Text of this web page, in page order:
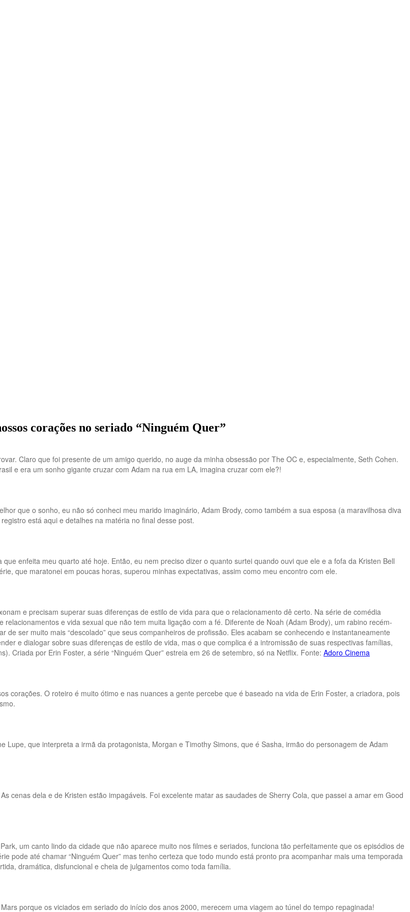
corações no seriado “Ninguém Quer”
Claro que foi presente de um amigo querido, no auge da minha obsessão por The OC e, especialmente, Seth Cohen.
e era um sonho gigante cruzar com Adam na rua em LA, imagina cruzar com ele?!
que o sonho, eu não só conheci meu marido imaginário, Adam Brody, como também a sua esposa (a maravilhosa diva
está aqui e detalhes na matéria no final desse post.
enfeita meu quarto até hoje. Então, eu nem preciso dizer o quanto surtei quando ouvi que ele e a fofa da Kristen Bell
que maratonei em poucas horas, superou minhas expectativas, assim como meu encontro com ele.
e precisam superar suas diferenças de estilo de vida para que o relacionamento dê certo. Na série de comédia
e vida sexual que não tem muita ligação com a fé. Diferente de Noah (Adam Brody), um rabino recém-
ser muito mais “descolado” que seus companheiros de profissão. Eles acabam se conhecendo e instantaneamente
e dialogar sobre suas diferenças de estilo de vida, mas o que complica é a intromissão de suas respectivas famílias,
Criada por Erin Foster, a série “Ninguém Quer” estreia em 26 de setembro, só na Netflix. Fonte: Adoro Cinema
corações. O roteiro é muito ótimo e nas nuances a gente percebe que é baseado na vida de Erin Foster, a criadora, pois
Lupe, que interpreta a irmã da protagonista, Morgan e Timothy Simons, que é Sasha, irmão do personagem de Adam
cenas dela e de Kristen estão impagáveis. Foi excelente matar as saudades de Sherry Cola, que passei a amar em Good
um canto lindo da cidade que não aparece muito nos filmes e seriados, funciona tão perfeitamente que os episódios de
pode até chamar “Ninguém Quer” mas tenho certeza que todo mundo está pronto pra acompanhar mais uma temporada
dramática, disfuncional e cheia de julgamentos como toda família.
porque os viciados em seriado do início dos anos 2000, merecem uma viagem ao túnel do tempo repaginada!